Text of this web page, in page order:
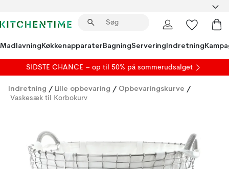
MadlavningKøkkenapparaterBagningServeringIndretning
SIDSTE CHANCE – op til 50% på sommerudsalget
Indretning / Lille opbevaring / Opbevaringskurve /
Vaskesæk til Korbokurv